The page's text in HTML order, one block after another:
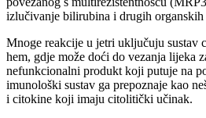
izlučivanje bilirubina i drugih organskih
Mnoge reakcije u jetri uključuju sustav
hem, gdje može doći do vezanja lijeka
nefunkcionalni produkt koji putuje na
imunološki sustav ga prepoznaje kao
i citokine koji imaju citolitički učinak.